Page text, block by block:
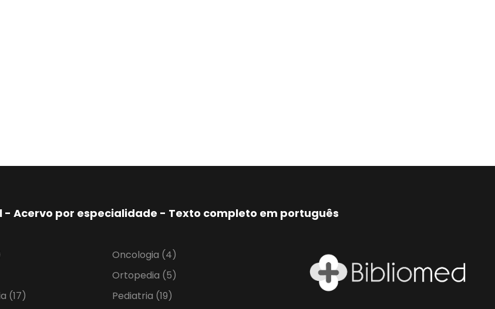
- Acervo por especialidade - Texto completo em português
(17)
Oncologia (4)
Ortopedia (5)
Pediatria (19)